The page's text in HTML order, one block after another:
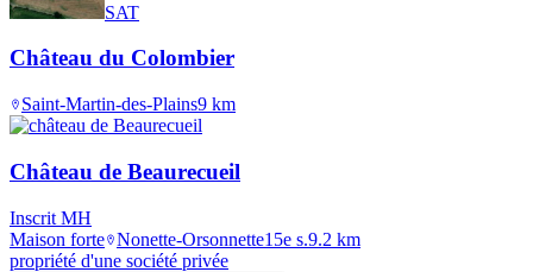
SAT
Château du Colombier
Saint-Martin-des-Plains9 km
Château de Beaurecueil
Inscrit MH
Maison forte Nonette-Orsonnette15e s.9.2 km
propriété d'une société privée